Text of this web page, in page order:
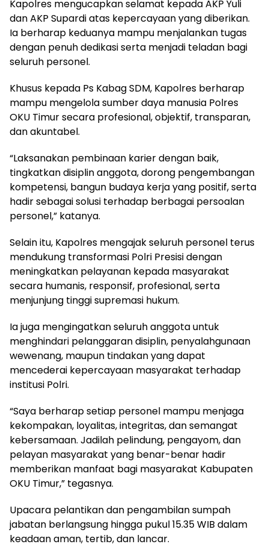
Kapolres mengucapkan selamat kepada AKP Yuli
dan AKP Supardi atas kepercayaan yang diberikan.
Ia berharap keduanya mampu menjalankan tugas
dengan penuh dedikasi serta menjadi teladan bagi
seluruh personel.
Khusus kepada Ps Kabag SDM, Kapolres berharap
mampu mengelola sumber daya manusia Polres
OKU Timur secara profesional, objektif, transparan,
dan akuntabel.
“Laksanakan pembinaan karier dengan baik,
tingkatkan disiplin anggota, dorong pengembangan
kompetensi, bangun budaya kerja yang positif, serta
hadir sebagai solusi terhadap berbagai persoalan
personel,” katanya.
Selain itu, Kapolres mengajak seluruh personel terus
mendukung transformasi Polri Presisi dengan
meningkatkan pelayanan kepada masyarakat
secara humanis, responsif, profesional, serta
menjunjung tinggi supremasi hukum.
Ia juga mengingatkan seluruh anggota untuk
menghindari pelanggaran disiplin, penyalahgunaan
wewenang, maupun tindakan yang dapat
mencederai kepercayaan masyarakat terhadap
institusi Polri.
“Saya berharap setiap personel mampu menjaga
kekompakan, loyalitas, integritas, dan semangat
kebersamaan. Jadilah pelindung, pengayom, dan
pelayan masyarakat yang benar-benar hadir
memberikan manfaat bagi masyarakat Kabupaten
OKU Timur,” tegasnya.
Upacara pelantikan dan pengambilan sumpah
jabatan berlangsung hingga pukul 15.35 WIB dalam
keadaan aman, tertib, dan lancar.